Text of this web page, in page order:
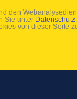
den
Sie unter Datenschutz
von dieser Seite